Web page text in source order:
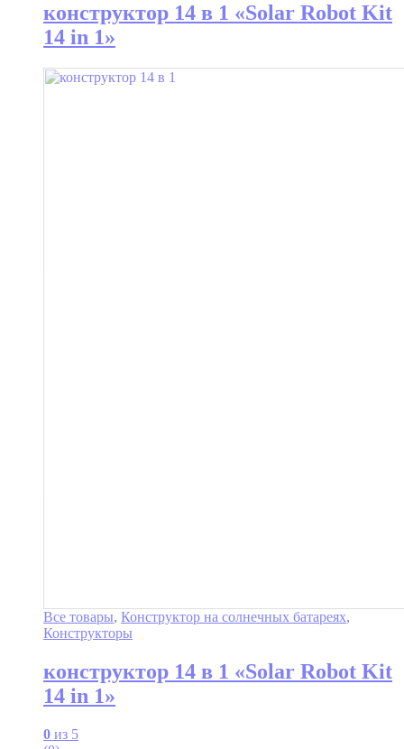
конструктор 14 в 1 «Solar Robot Kit
14 in 1»
Все товары, Конструктор на солнечных батареях,
Конструкторы
конструктор 14 в 1 «Solar Robot Kit
14 in 1»
0 из 5